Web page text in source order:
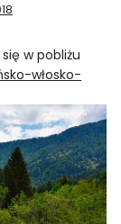
w pobliżu
włosko-